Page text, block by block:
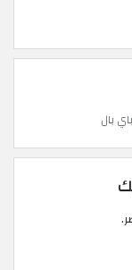
باي بال